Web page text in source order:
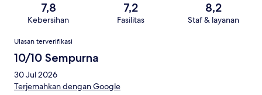
7,8
Kebersihan
7,2
Fasilitas
8,2
Staf & layanan
Ulasan
Ulasan terverifikasi
10/10 Sempurna
30 Jul 2026
Terjemahkan dengan Google